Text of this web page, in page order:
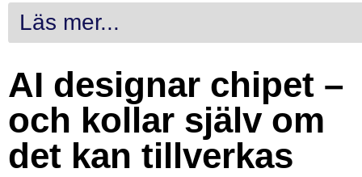
Läs mer...
AI designar chipet –
och kollar själv om
det kan tillverkas